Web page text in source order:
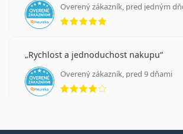
Overený zákazník, pred jedným
hodnotenie 5 z 5
Rychlost a jednoduchost nakupu
Overený zákazník, pred 9 dňami
hodnotenie 4 z 5